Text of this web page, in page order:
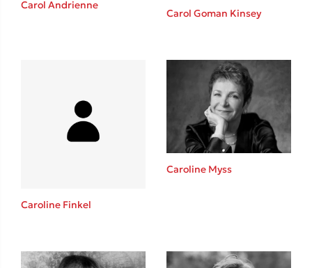
Καθρέφτης
Sebastian Fitzek
Carol Andrienne
Carol Goman Kinsey
Caroline Finkel
Caroline Myss